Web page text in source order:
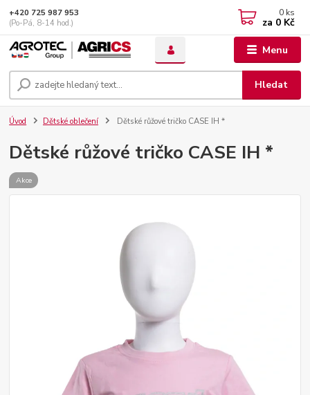
Menu
Hledat
+420 725 987 953
(Po-Pá, 8-14 hod.)
0 ks
za 0 Kč
Úvod Dětské oblečení Dětské růžové tričko CASE IH *
Dětské růžové tričko CASE IH *
Akce